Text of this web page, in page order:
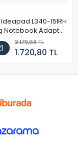
L340-15IRH
Notebook Adaptör
Şarj Aleti (150W)
2.179,68 TL
1.720,80 TL